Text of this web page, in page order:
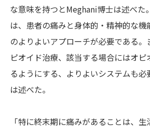
な意味を持つとMeghani博士は述べた
は、患者の痛みと身体的・精神的な機
のよりよいアプローチが必要である。
ピオイド治療、該当する場合にはオピ
るようにする、よりよいシステムも必
は述べた。
「特に終末期に痛みがあることは、